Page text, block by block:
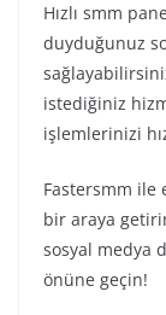
Hızlı smm
duyduğunuz
istediğiniz
işlemlerinizi
Fastersmm ile
bir araya
sosyal medya
önüne geçin!